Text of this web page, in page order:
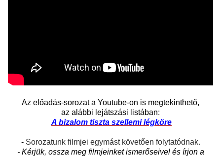
Az előadás-sorozat a Youtube-on is megtekinthető,
az alábbi lejátszási listában:
A bizalom tiszta szellemi légköre
- Sorozatunk filmjei egymást követően folytatódnak.
- Kérjük, ossza meg filmjeinket ismerőseivel és írjon a